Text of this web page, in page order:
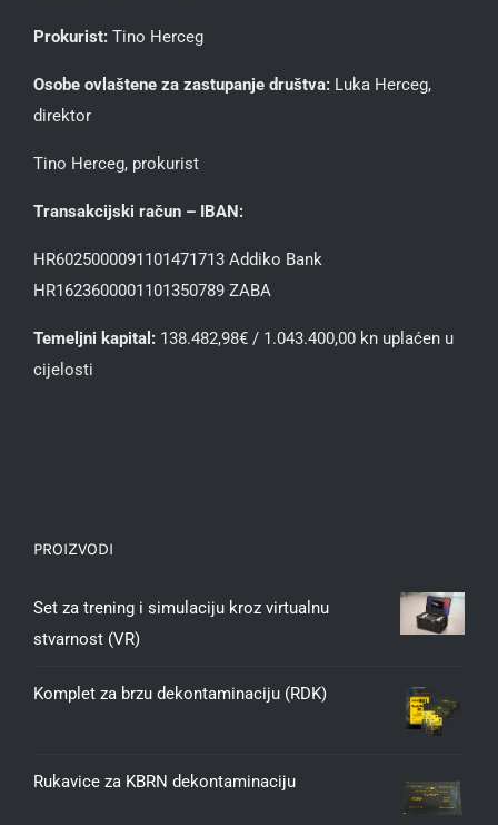
Prokurist: Tino Herceg
Osobe ovlaštene za zastupanje društva: Luka Herceg,
direktor
Tino Herceg, prokurist
Transakcijski račun – IBAN:
HR6025000091101471713 Addiko Bank
HR1623600001101350789 ZABA
Temeljni kapital: 138.482,98€ / 1.043.400,00 kn uplaćen u
cijelosti
PROIZVODI
Set za trening i simulaciju kroz virtualnu
stvarnost (VR)
Komplet za brzu dekontaminaciju (RDK)
Rukavice za KBRN dekontaminaciju